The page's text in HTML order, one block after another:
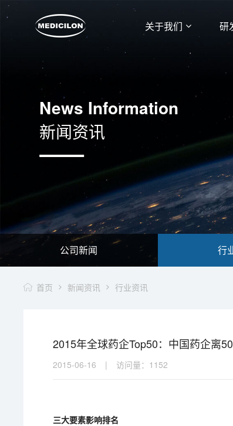
关于我们 研
News Information
新闻资讯
公司新闻 行
首页 新闻资讯 行业资讯
2015年全球药企Top50：中国药企离
2015-06-16 | 访问量： 1152
三大要素影响排名